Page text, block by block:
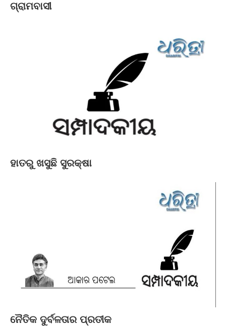
ଗ୍ରାମବାସୀ
ହାତରୁ ଖସୁଛି ସୁରକ୍ଷା
ନୈତିକ ଦୁର୍ବଳତାର ପ୍ରତୀକ